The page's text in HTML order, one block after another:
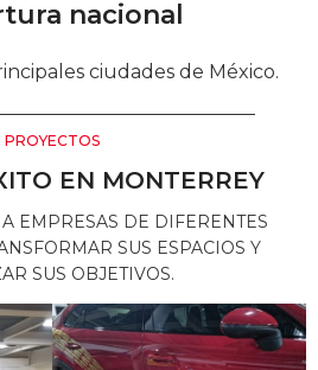
nacional
ciudades de México.
PROYECTOS
EN MONTERREY
EMPRESAS DE DIFERENTES
SUS ESPACIOS Y
SUS OBJETIVOS.